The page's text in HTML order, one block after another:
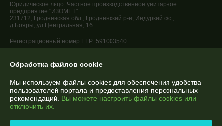
Юридическое лицо: Частное производственное унитарное
предприятие "ИЗОМЕТ"
231712, Гродненская обл., Гродненский р-н, Индуркий с/с ,
д.Бояры,,ул.Центральная, 1б.
Регистрационный номер ЕГР: 591003540
комитет
Дата регистрации компании: 26.03.2012
Обработка файлов cookie
Мы используем файлы cookies для обеспечения удобства
пользователей портала и предоставления персональных
рекомендаций. Вы можете настроить файлы cookies или
отключить их.